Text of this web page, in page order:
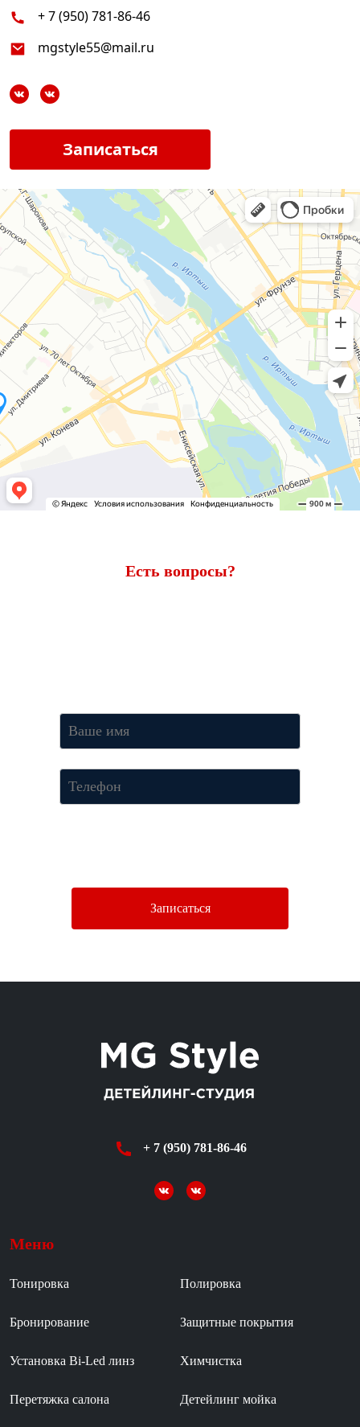
+ 7 (950) 781-86-46
mgstyle55@mail.ru
Записаться
Есть вопросы?
Записаться
+ 7 (950) 781-86-46
Меню
Тонировка Полировка
Бронирование Защитные покрытия
Установка Bi-Led линз Химчистка
Перетяжка салона Детейлинг мойка